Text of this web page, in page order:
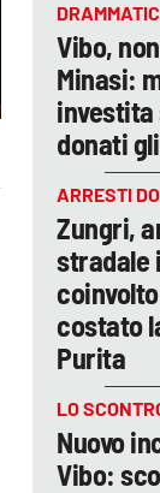
Vibo,
Minasi:
investita
donati
ARRESTI
Zungri,
stradale
costato
Purita
LO
Nuovo
Vibo: